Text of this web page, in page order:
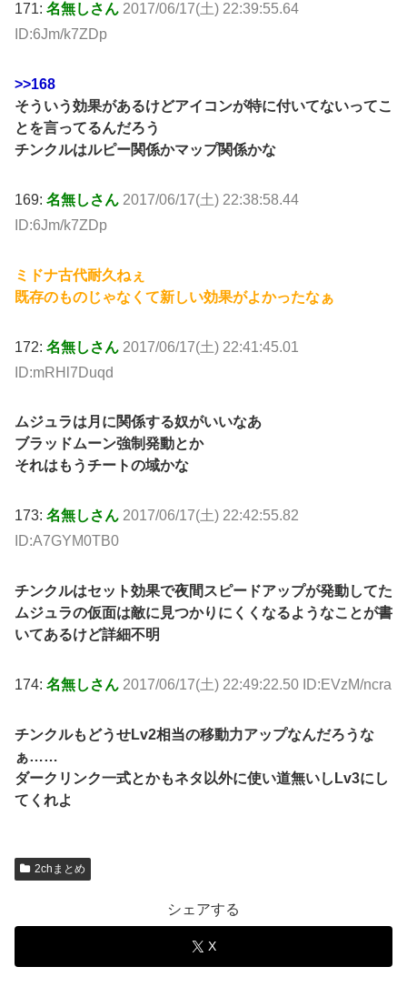
171: 名無しさん 2017/06/17(土) 22:39:55.64
ID:6Jm/k7ZDp
>>168
そういう効果があるけどアイコンが特に付いてないってこ
とを言ってるんだろう
チンクルはルピー関係かマップ関係かな
169: 名無しさん 2017/06/17(土) 22:38:58.44
ID:6Jm/k7ZDp
ミドナ古代耐久ねぇ
既存のものじゃなくて新しい効果がよかったなぁ
172: 名無しさん 2017/06/17(土) 22:41:45.01
ID:mRHl7Duqd
ムジュラは月に関係する奴がいいなあ
ブラッドムーン強制発動とか
それはもうチートの域かな
173: 名無しさん 2017/06/17(土) 22:42:55.82
ID:A7GYM0TB0
チンクルはセット効果で夜間スピードアップが発動してた
ムジュラの仮面は敵に見つかりにくくなるようなことが書
いてあるけど詳細不明
174: 名無しさん 2017/06/17(土) 22:49:22.50 ID:EVzM/ncra
チンクルもどうせLv2相当の移動力アップなんだろうな
ぁ……
ダークリンク一式とかもネタ以外に使い道無いしLv3にし
てくれよ
2chまとめ
シェアする
X